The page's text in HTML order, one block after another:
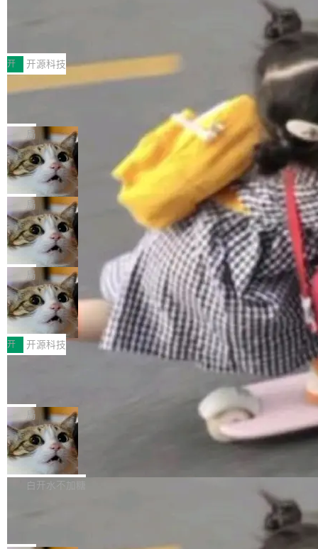
常维护操作，并完整支持 Iceberg V3 格式。
村国家自主创新示范区会议中心开幕。本届大会
由中关村智联软件服务业质量创新联盟主办，以
“智构可信·质创未来——AI原生时代的质量新范
式”为主题，直面AI从实验室走向规模化产业落地
的核心质量命题。会上，《2026智能研发生产力
工具选型手册》发布，Testin云测的Testin XAge
nt智能测试系统入选AI测试领域代表产品。对CI
O而言，这提示了一个转变：AI测试正在从效率
工具升级为企业的质量基础设施。 CIO面对的新
现实 过去两年，CIO们的焦虑清单上多了两项：
一是如何让大模型和智能体应用安全地从PoC走
向生产，二是如何让测试团队跟得上AI应用...
开 开源科技
让非法状态不可表示：一篇关于 ADT
有一种东西，一旦用过就回不去了。Alex Fedos
eev 管它叫"软件设计的基石"。 他说的东西不新
鲜——代数数据类型（ADT），尤其是和类型
（sum type）。但他说清楚了一件事：这不是类
型系统的学术体操，是日常编码的思维方式。 文
章从一个简单的例子切入。一个网站的深色主题
设置，如果用布尔值 + 可空字段来表示——bool
ean 表示是否可切换，nullable 的默认模式、浅
色方案、深色方案——会产生大量无意义的组
合。方案缺了、配置冲突了、全 null 了。要知道
哪些组合有效，作者说，你得靠"文档、校验、或
者部落知识"。 换个写法。Rust 的 enum，两个
变体：Switchable...
局
Cloudflare 开源内部企业 AI 平台 Clou
dflare OS
Cloudflare 发布了一个开源项目 Cloudflare O
S。如果你只看官方博客，你会觉得这是又一
个"AI 知识库 + 聊天机器人"——每个大厂都在
做，没什么新鲜的。 但 Kenton Varda 在 Twitte
r 上把事情说清楚了： 今天我们发布了 Cloudfla
re OS，一个带连接器的聊天机器人，跟其他所
有科技公司做的一样。只不过，实际上它不一
样。这是 Sandstorm.io 的重制版，我十年前的
那个创业公司。不同的是，这次它构建在 Cloudf
lare Workers 上——我花了九年时间搭建的平台
——并且深度集成了 AI。这基本上是我十年秘密
局
Deno 团队开源 Celld，可自托管的分
布式 Durable Objects
Ryan Dahl 领导的 Deno 团队推出了最新开源项
目 Celld，一个能在自己机器上运行 Cloudflare
Workers 和 Durable Objects 的守护进程。 设
计思路很直接：每个对象是一个独立的 SQLite
数据库，按名称寻址，复制到你自己的 S3 兼容
存储库里。节点之间只通过这个存储库协调——
没有控制平面，没有共识协议。每个对象自带一
个小型数据库，应用天然按分片构建，单个数据
库的竞争和爆炸半径问题在设计层面就被消除
了。 闲置的 cell 会休眠到几乎不占资源。当 cel
l 迁移或唤醒时，新宿主从 S3 恢复 SQLite 数据
库继续执行。存储库是持久化的唯一真相...
局
鲁大师7月新机性能/流畅/AI榜：vivo夺
性能、流畅双第一，三星Galaxy Z系列
新折叠缺席
2026年7月的手机市场，由于存储等硬件成本暴
增，手机厂商的日子也不好过啊，新机速度明显
放缓，因此硝烟味淡了许多。新机参数规格除开
Fold8 / Z Flip8）外，其余要么是中低端机器，
例如iQOO Z11i、REDMI Note 17、REDMI No
te 17 Pro、OPPO K15，要么是vivo X300 E这
样的次旗舰。 Galaxy Z Fold8 Ultra / Z Fold8 /
Z Flip8三款折叠屏新机均在7月22日发布，且全
部搭载骁龙8 Elite Gen5 for Galaxy，它们本该
开 开源科技
Zed 编辑器团队发布了新项目——DeltaDB，一
个在 git commit 之间记录每一次编辑操作的版
本控制系统。目前处于 Early Access 阶段。 De
ltaDB 的核心思路直接写在 landing page 最显
眼的位置：「Software is made between com
mits」——软件是在 commit 之间写出来的。git
局
SpaceXAI 单季资本开支达 183 亿美元
根据风险投资人Tomer Tunguz 博客（VC 分
析）披露的最新分析与第二季度业绩报告，Spac
白开水不加糖